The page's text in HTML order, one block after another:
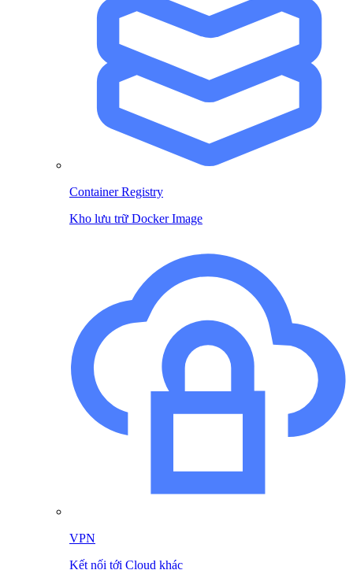
Container Registry
Kho lưu trữ Docker Image
VPN
Kết nối tới Cloud khác